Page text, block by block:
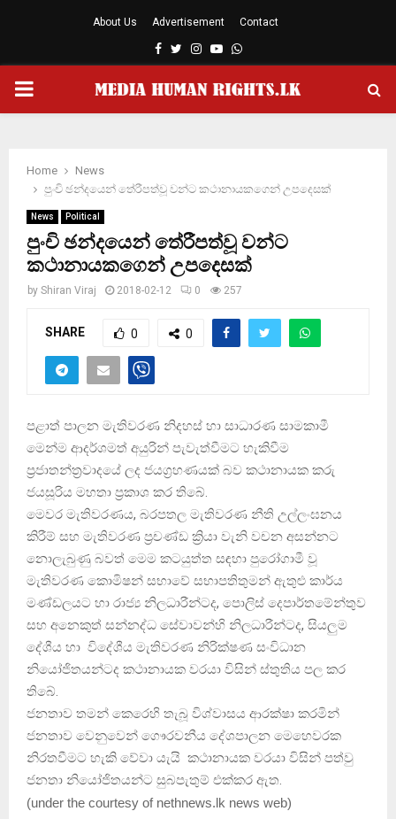
About Us Advertisement Contact
Facebook
TwitterInstagram
YoutubeWhatsapp
PRIMARY
Home
News
පුංචි ඡන්දයෙන් තේරීපත්වූ වන්ට කථානායකගෙන් උපදෙසක්
News Political
පුංචි ඡන්දයෙන් තේරීපත්වූ වන්ට
කථානායකගෙන් උපදෙසක්
by Shiran Viraj 2018-02-12 0 257
SHARE 0 0
පළාත් පාලන මැතිවරණ නිදහස් හා සාධාරණ සාමකාමී
මෙන්ම ආදර්ශමත් අයුරින් පැවැත්වීමට හැකිවීම
ප්‍රජාතන්ත්‍රවාදයේ ලද ජයග්‍රහණයක් බව කථානායක කරු
ජයසූරිය මහතා ප්‍රකාශ කර තිබේ.
මෙවර මැතිවරණය, බරපතල මැතිවරණ නීති උල්ලංඝනය
කිරීම් සහ මැතිවරණ ප්‍රචණ්ඩ ක්‍රියා වැනි වචන අසන්නට
නොලැබුණු බවත් මෙම කටයුත්ත සඳහා පුරෝගාමී වූ
මැතිවරණ කොමිෂන් සභාවේ සභාපතිතුමන් ඇතුළු කාර්ය
මණ්ඩලයට හා රාජ්‍ය නිලධාරීන්ටද, පොලිස් දෙපාර්තමේන්තුව
සහ අනෙකුත් සන්නද්ධ සේවාවන්හි නිලධාරීන්ටද, සියලුම
දේශීය හා විදේශීය මැතිවරණ නිරික්ෂණ සංවිධාන
නියෝජිතයන්ටද කථානායක වරයා විසින් ස්තුතිය පල කර
තිබේ.
ජනතාව තමන් කෙරෙහි තැබූ විශ්වාසය ආරක්ෂා කරමින්
ජනතාව වෙනුවෙන් ගෞරවනීය දේශපාලන මෙහෙවරක
නිරතවීමට හැකි වේවා යැයි කථානායක වරයා විසින් පත්වු
ජනතා නියෝජිතයන්ට සුබපැතුම් එක්කර ඇත.
(under the courtesy of nethnews.lk news web)